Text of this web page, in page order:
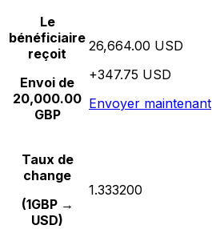
Le
bénéficiaire
reçoit
Envoi de
20,000.00
GBP
26,664.00 USD
+347.75 USD
Envoyer maintenant
Taux de
change
(1GBP →
USD)
1.333200